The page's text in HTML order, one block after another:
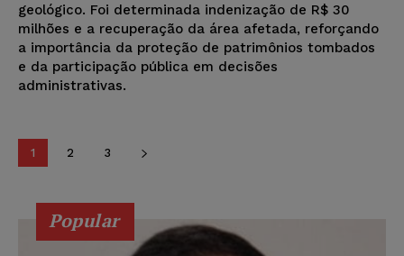
geológico. Foi determinada indenização de R$ 30
milhões e a recuperação da área afetada, reforçando
a importância da proteção de patrimônios tombados
e da participação pública em decisões
administrativas.
1 2 3
Popular